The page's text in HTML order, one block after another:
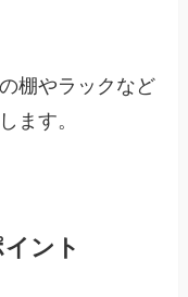
棚やラックなど
ます。
ント